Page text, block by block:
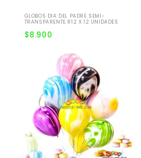
GLOBOS DIA DEL PADRE SEMI-
TRANSPARENTE R12 X 12 UNIDADES
$8.900